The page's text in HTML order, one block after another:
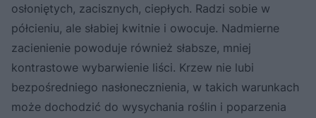
osłoniętych, zacisznych, ciepłych. Radzi sobie w
półcieniu, ale słabiej kwitnie i owocuje. Nadmierne
zacienienie powoduje również słabsze, mniej
kontrastowe wybarwienie liści. Krzew nie lubi
bezpośredniego nasłonecznienia, w takich warunkach
może dochodzić do wysychania roślin i poparzenia